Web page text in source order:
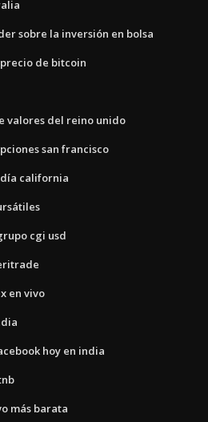
sobre la inversión en bolsa
de bitcoin
valores del reino unido
san francisco
california
cgi usd
en vivo
hoy en india
más barata